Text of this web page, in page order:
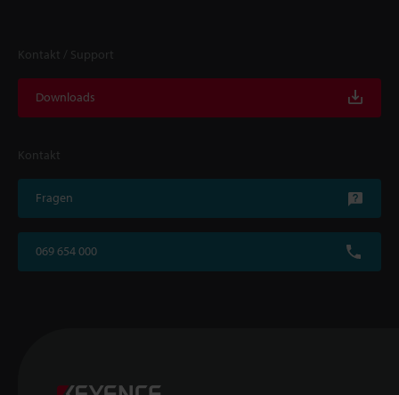
Kontakt / Support
Downloads
Kontakt
Fragen
069 654 000